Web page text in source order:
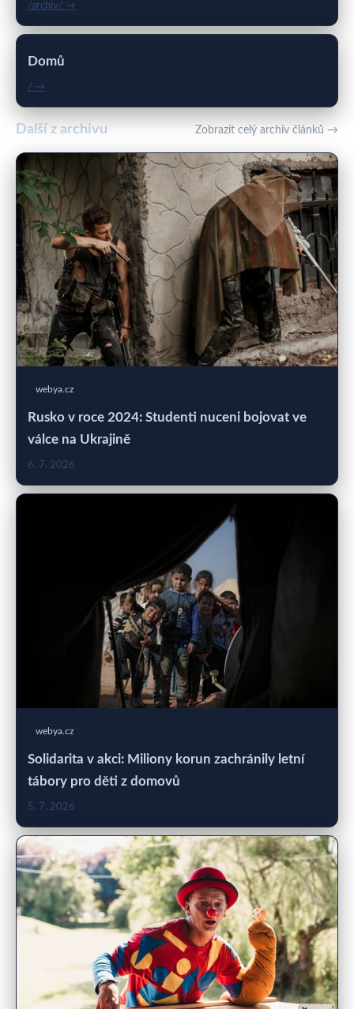
/archiv/ →
Domů
/ →
Další z archivu Zobrazit celý archiv článků →
webya.cz
Rusko v roce 2024: Studenti nuceni bojovat ve
válce na Ukrajině
6. 7. 2026
webya.cz
Solidarita v akci: Miliony korun zachránily letní
tábory pro děti z domovů
5. 7. 2026